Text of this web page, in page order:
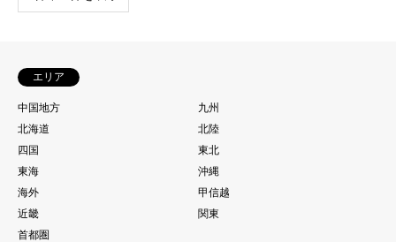
エリア
中国地方
九州
北海道
北陸
四国
東北
東海
沖縄
海外
甲信越
近畿
関東
首都圏